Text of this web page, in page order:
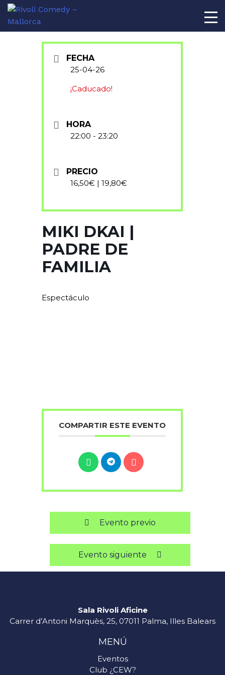
FECHA
25-04-26
¡Caducado!
HORA
22:00 - 23:20
PRECIO
16,50€ | 19,80€
MIKI DKAI |
PADRE DE
FAMILIA
Espectáculo
COMPARTIR ESTE EVENTO
Evento previo
Evento siguiente
Sala Rivoli Aficine
Carrer d’Antoni Marquès, 25, 07011 Palma, Illes Balears
MENÚ
Eventos
Club ¿CEW?